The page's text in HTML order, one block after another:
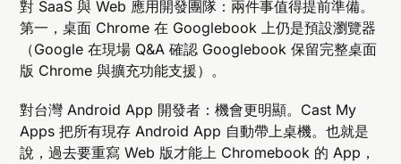
對 SaaS 與 Web 應用開發團隊：兩件事值得提前準備。
第一，桌面 Chrome 在 Googlebook 上仍是預設瀏覽器
（Google 在現場 Q&A 確認 Googlebook 保留完整桌面
版 Chrome 與擴充功能支援）。
對台灣 Android App 開發者：機會更明顯。Cast My
Apps 把所有現存 Android App 自動帶上桌機。也就是
說，過去要重寫 Web 版才能上 Chromebook 的 App，